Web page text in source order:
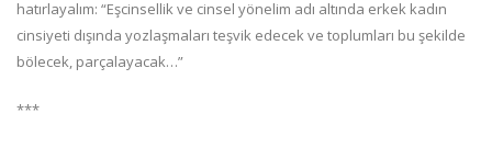
hatırlayalım: “Eşcinsellik ve cinsel yönelim adı altında erkek kadın
cinsiyeti dışında yozlaşmaları teşvik edecek ve toplumları bu şekilde
bölecek, parçalayacak…”
***